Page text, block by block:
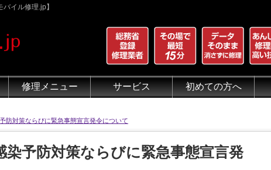
イル修理.jp】
修理メニュー サービス 初めての方へ
防対策ならびに緊急事態宣言発令について
予防対策ならびに緊急事態宣言発